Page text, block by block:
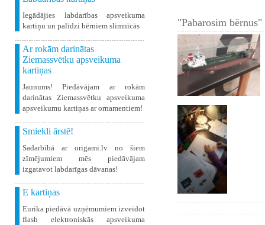
Iegādājies labdarības apsveikuma
kartiņu un palīdzi bērniem slimnīcās
Ar rokām darinātas
Ziemassvētku apsveikuma
kartiņas
Jaunums! Piedāvājam ar rokām
darinātas Ziemassvētku apsveikuma
apsveikumu kartiņas ar ornamentiem!
Smiekli ārstē!
Sadarbībā ar origami.lv no šiem
zīmējumiem mēs piedāvājam
izgatavot labdarīgas dāvanas!
E kartiņas
Eurika piedāvā uzņēmumiem izveidot
flash elektroniskās apsveikuma
"Pabarosim